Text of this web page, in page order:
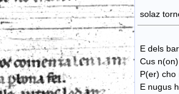
solaz
E dels
Cus
P(er) cho
E nugus